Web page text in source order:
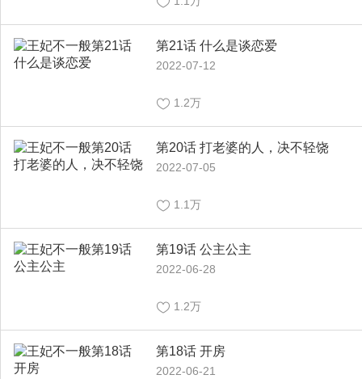
第21话 什么是谈恋爱
2022-07-12
1.2万
第20话 打老婆的人，决不轻饶
2022-07-05
1.1万
第19话 公主公主
2022-06-28
1.2万
第18话 开房
2022-06-21